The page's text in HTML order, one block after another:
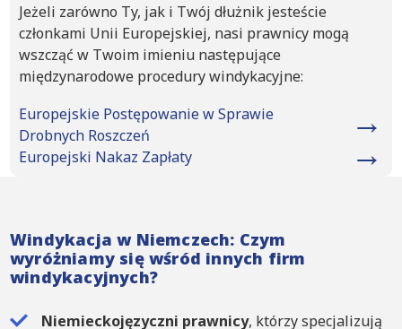
Jeżeli zarówno Ty, jak i Twój dłużnik jesteście
członkami Unii Europejskiej, nasi prawnicy mogą
wszcząć w Twoim imieniu następujące
międzynarodowe procedury windykacyjne:
Europejskie Postępowanie w Sprawie
Drobnych Roszczeń
Europejski Nakaz Zapłaty
Windykacja w Niemczech: Czym
wyróżniamy się wśród innych firm
windykacyjnych?
Niemieckojęzyczni prawnicy, którzy specjalizują